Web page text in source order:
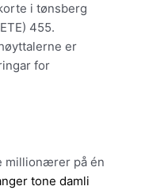
i tønsberg
455.
er
for
millionærer på én
tone damli